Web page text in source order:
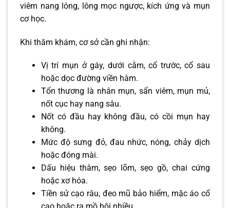
viêm nang lông, lông mọc ngược, kích ứng và mụn
cơ học.
Khi thăm khám, cơ sở cần ghi nhận:
Vị trí mụn ở gáy, dưới cằm, cổ trước, cổ sau
hoặc dọc đường viền hàm.
Tổn thương là nhân mụn, sẩn viêm, mụn mủ,
nốt cục hay nang sâu.
Nốt có đầu hay không đầu, có cồi mụn hay
không.
Mức độ sưng đỏ, đau nhức, nóng, chảy dịch
hoặc đóng mài.
Dấu hiệu thâm, sẹo lõm, sẹo gồ, chai cứng
hoặc xơ hóa.
Tiền sử cạo râu, đeo mũ bảo hiểm, mặc áo cổ